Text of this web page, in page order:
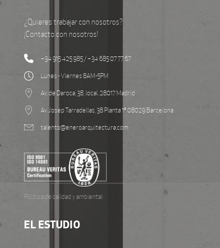
¿Quieres trabajar con nosotros?
¡Contacto con nosotros!
+34 915 425 985 / +34 685 07 77 67
Lunes - Viernes 8AM-5PM
Av. de Daroca, 38, local. 28017 Madrid
Av. Josep Tarradellas, 38 Planta 1ª 08029 Barcelona
talento@eneroarquitectura.com
Política de calidad y ambiental
EL ESTUDIO